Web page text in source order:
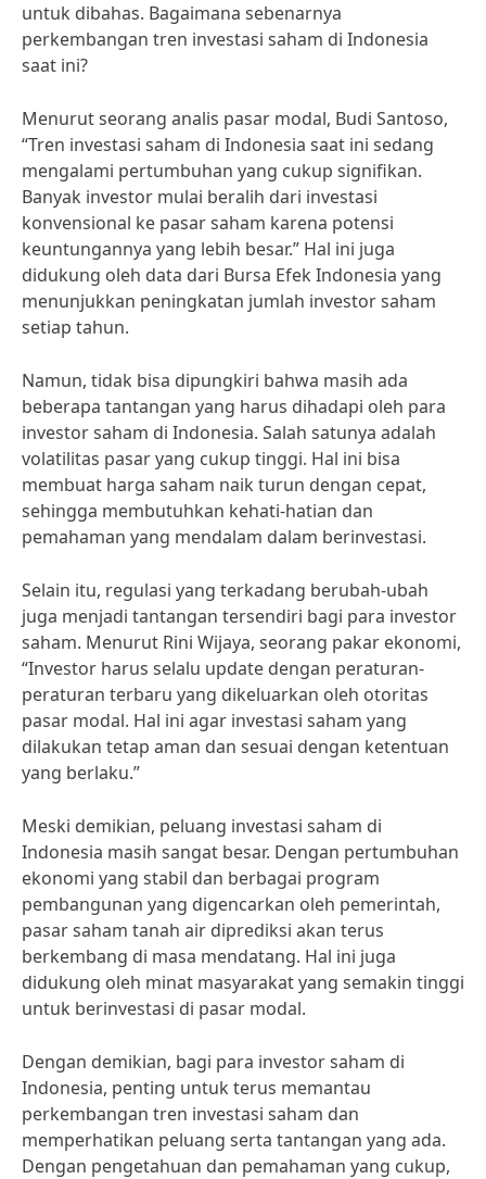
untuk dibahas. Bagaimana sebenarnya
perkembangan tren investasi saham di Indonesia
saat ini?
Menurut seorang analis pasar modal, Budi Santoso,
“Tren investasi saham di Indonesia saat ini sedang
mengalami pertumbuhan yang cukup signifikan.
Banyak investor mulai beralih dari investasi
konvensional ke pasar saham karena potensi
keuntungannya yang lebih besar.” Hal ini juga
didukung oleh data dari Bursa Efek Indonesia yang
menunjukkan peningkatan jumlah investor saham
setiap tahun.
Namun, tidak bisa dipungkiri bahwa masih ada
beberapa tantangan yang harus dihadapi oleh para
investor saham di Indonesia. Salah satunya adalah
volatilitas pasar yang cukup tinggi. Hal ini bisa
membuat harga saham naik turun dengan cepat,
sehingga membutuhkan kehati-hatian dan
pemahaman yang mendalam dalam berinvestasi.
Selain itu, regulasi yang terkadang berubah-ubah
juga menjadi tantangan tersendiri bagi para investor
saham. Menurut Rini Wijaya, seorang pakar ekonomi,
“Investor harus selalu update dengan peraturan-
peraturan terbaru yang dikeluarkan oleh otoritas
pasar modal. Hal ini agar investasi saham yang
dilakukan tetap aman dan sesuai dengan ketentuan
yang berlaku.”
Meski demikian, peluang investasi saham di
Indonesia masih sangat besar. Dengan pertumbuhan
ekonomi yang stabil dan berbagai program
pembangunan yang digencarkan oleh pemerintah,
pasar saham tanah air diprediksi akan terus
berkembang di masa mendatang. Hal ini juga
didukung oleh minat masyarakat yang semakin tinggi
untuk berinvestasi di pasar modal.
Dengan demikian, bagi para investor saham di
Indonesia, penting untuk terus memantau
perkembangan tren investasi saham dan
memperhatikan peluang serta tantangan yang ada.
Dengan pengetahuan dan pemahaman yang cukup,